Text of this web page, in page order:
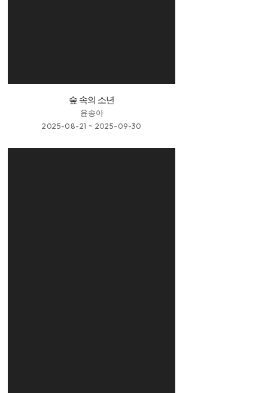
숲 속의 소년
윤송아
2025-08-21 ~ 2025-09-30